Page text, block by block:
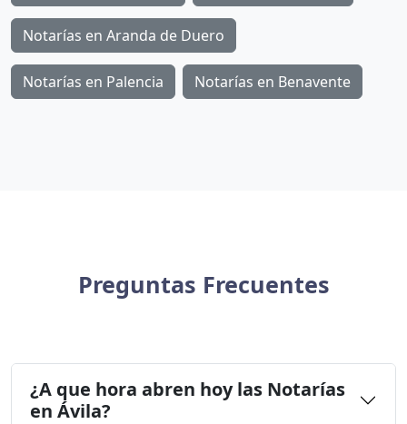
Notarías en Aranda de Duero
Notarías en Palencia Notarías en Benavente
Preguntas Frecuentes
¿A que hora abren hoy las Notarías
en Ávila?